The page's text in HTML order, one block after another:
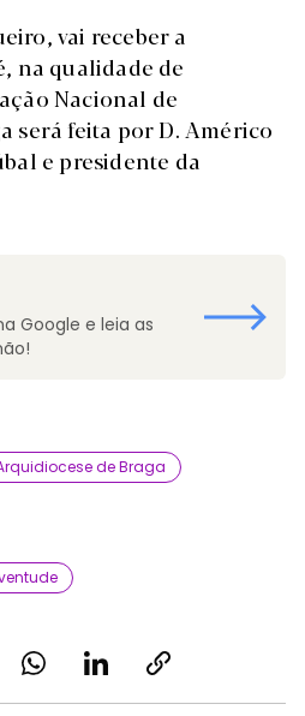
vai receber a
na qualidade de
Nacional de
será feita por D. Américo
e presidente da
Google e leia as
de Braga